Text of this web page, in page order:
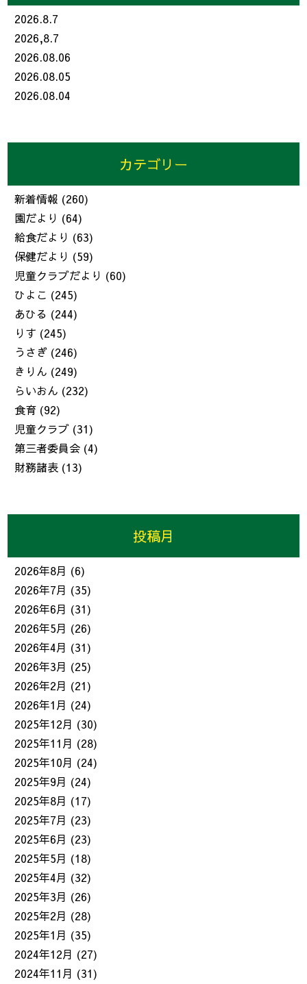
2026.8.7
2026,8.7
2026.08.06
2026.08.05
2026.08.04
カテゴリー
新着情報 (260)
園だより (64)
給食だより (63)
保健だより (59)
児童クラブだより (60)
ひよこ (245)
あひる (244)
りす (245)
うさぎ (246)
きりん (249)
らいおん (232)
食育 (92)
児童クラブ (31)
第三者委員会 (4)
財務諸表 (13)
投稿月
2026年8月 (6)
2026年7月 (35)
2026年6月 (31)
2026年5月 (26)
2026年4月 (31)
2026年3月 (25)
2026年2月 (21)
2026年1月 (24)
2025年12月 (30)
2025年11月 (28)
2025年10月 (24)
2025年9月 (24)
2025年8月 (17)
2025年7月 (23)
2025年6月 (23)
2025年5月 (18)
2025年4月 (32)
2025年3月 (26)
2025年2月 (28)
2025年1月 (35)
2024年12月 (27)
2024年11月 (31)